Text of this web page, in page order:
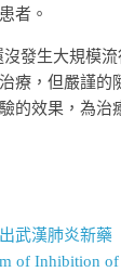
者。
發生大規模
療，但嚴謹的
的效果，為治
武漢肺炎新藥
of Inhibition